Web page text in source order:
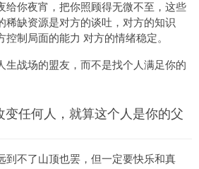
给你夜宵，把你照顾得无微不至，这些
稀缺资源是对方的谈吐，对方的知识
制局面的能力 对方的情绪稳定。
生战场的盟友，而不是找个人满足你的
任何人，就算这个人是你的父
到不了山顶也罢，但一定要快乐和真